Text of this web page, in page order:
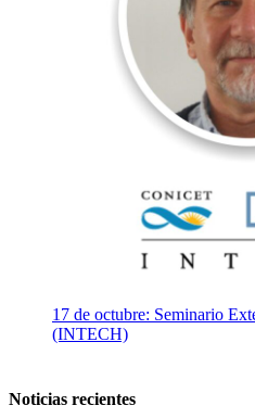
17 de octubre: Seminario
(INTECH)
Noticias recientes